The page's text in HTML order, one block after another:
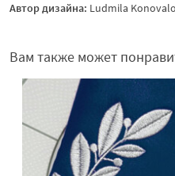
Автор дизайна: Ludmila
Вам также может